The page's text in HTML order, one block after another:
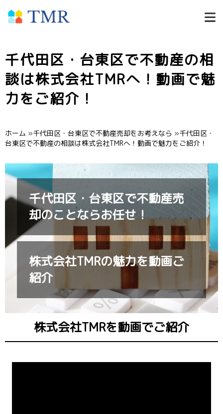
千代田区・台東区で不動産の相
談は株式会社TMRへ！動画で魅
力をご紹介！
ホーム »千代田区・台東区で不動産売却をお考えなら »千代田区・
台東区で不動産の相談は株式会社TMRへ！動画で魅力をご紹介！
千代田区・台東区で不動産売
却のことならお任せ！
株式会社TMRの魅力を動画ご
紹介
株式会社TMRを動画でご紹介